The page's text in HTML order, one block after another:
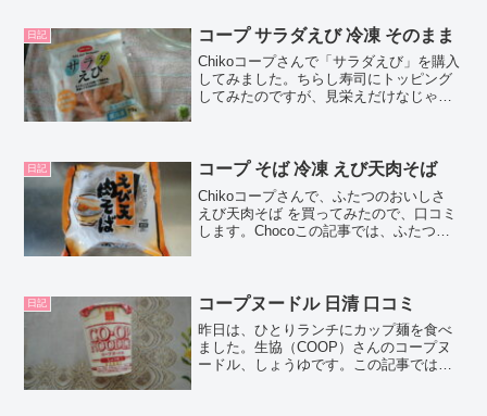
日記 コープ サラダえび 冷凍 そのまま
Chikoコープさんで「サラダえび」を購入
してみました。ちらし寿司にトッピング
してみたのですが、見栄えだけなじゃく
口コミや、カロ...
日記 コープ そば 冷凍 えび天肉そば
Chikoコープさんで、ふたつのおいしさ
えび天肉そば を買ってみたので、口コミ
します。Chocoこの記事では、ふたつの
ならやっ...
日記 コープヌードル 日清 口コミ
昨日は、ひとりランチにカップ麺を食べ
ました。生協（COOP）さんのコープヌ
ードル、しょうゆです。この記事では、